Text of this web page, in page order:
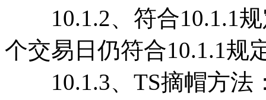
10.1.2、符合10.1.1规
个交易日仍符合10.1.1规
10.1.3、TS摘帽方法